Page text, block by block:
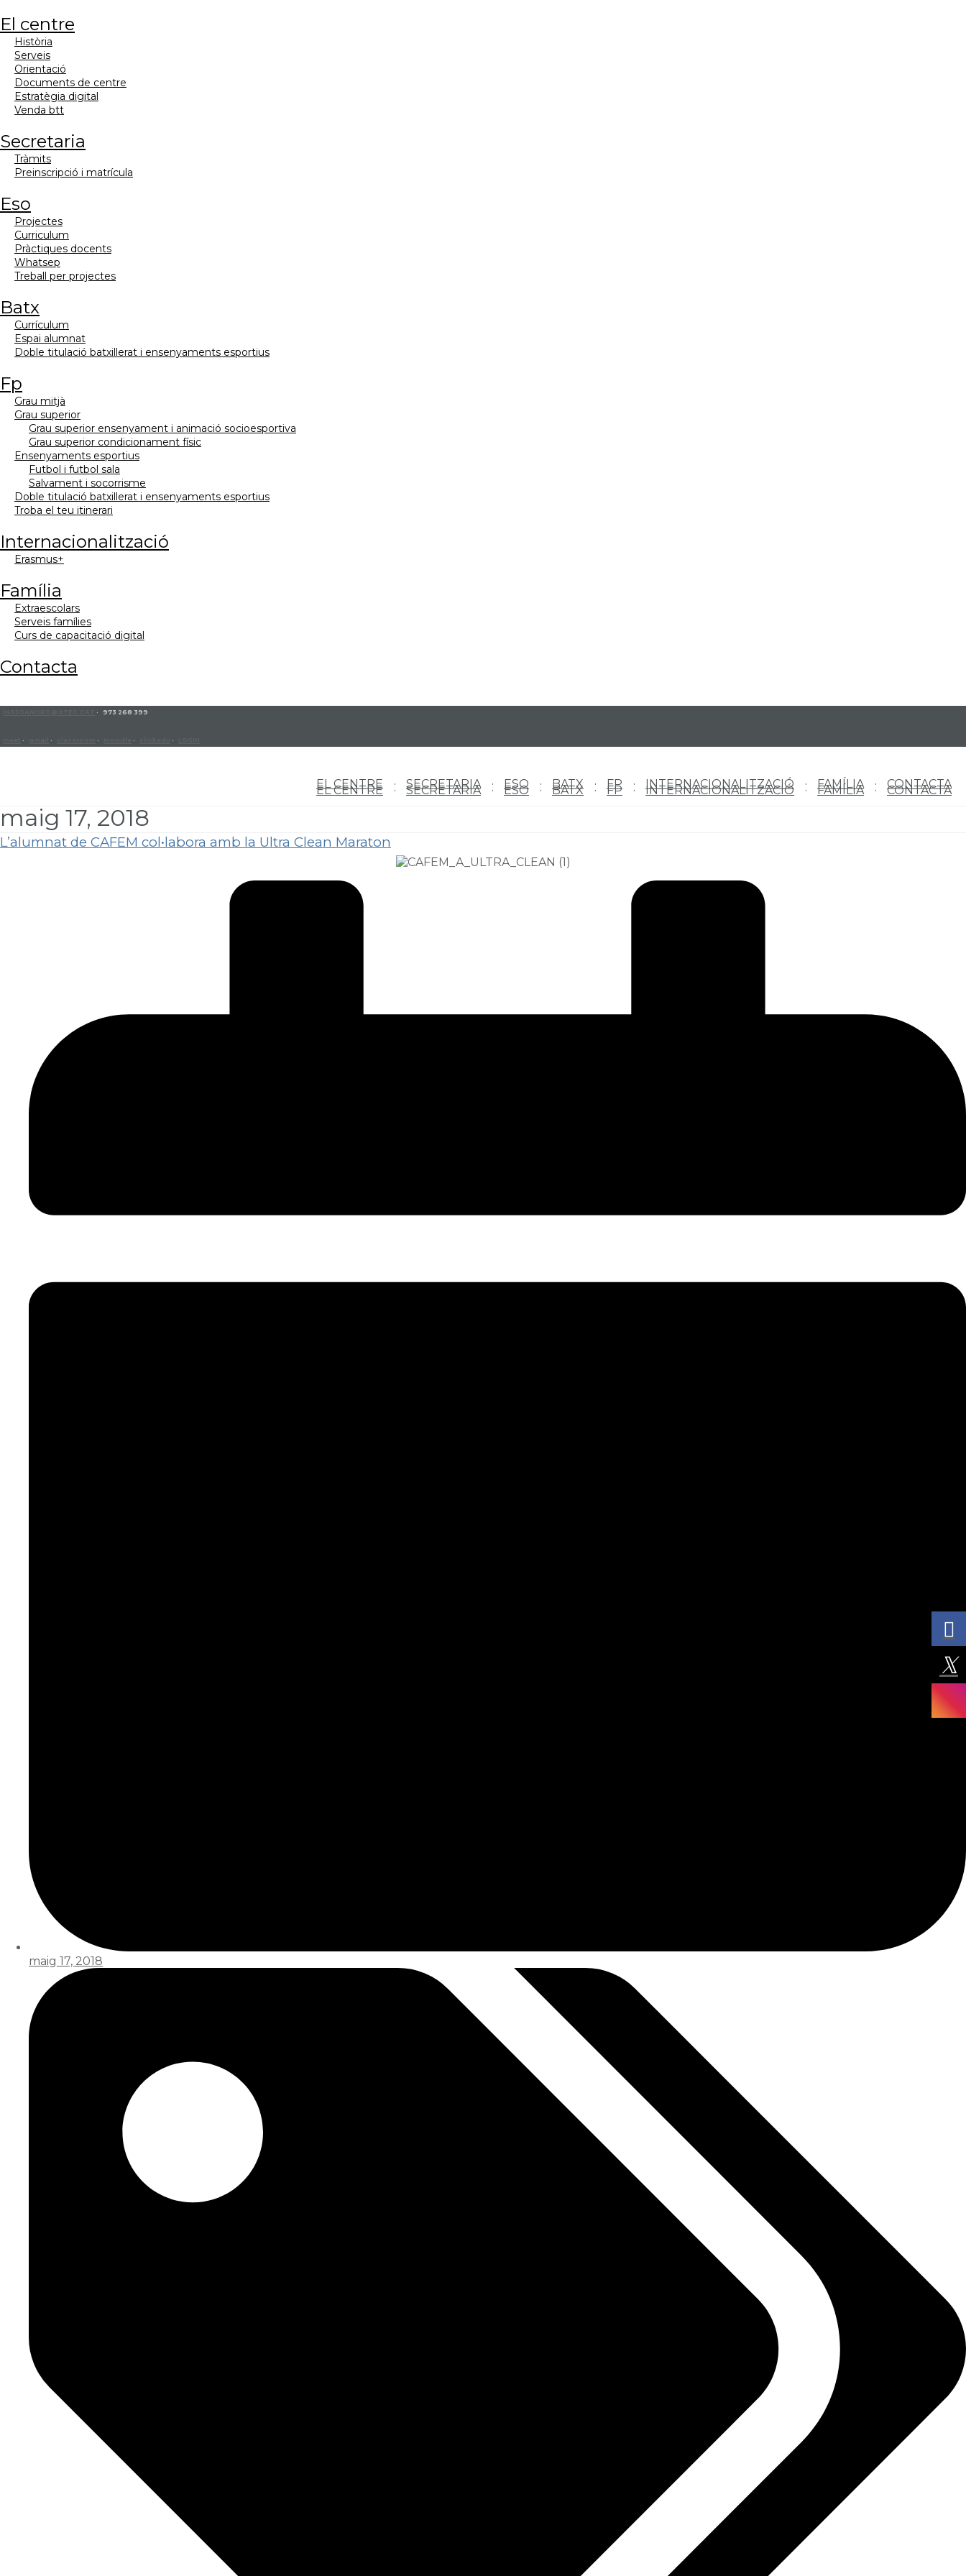
el centre
història
serveis
orientació
documents de centre
estratègia digital
venda btt
secretaria
tràmits
preinscripció i matrícula
eso
projectes
curriculum
pràctiques docents
whatsep
treball per projectes
batx
currículum
espai alumnat
doble titulació batxillerat i ensenyaments esportius
fp
grau mitjà
grau superior
grau superior ensenyament i animació socioesportiva
grau superior condicionament físic
ensenyaments esportius
futbol i futbol sala
salvament i socorrisme
doble titulació batxillerat i ensenyaments esportius
troba el teu itinerari
internacionalització
erasmus+
família
extraescolars
serveis famílies
curs de capacitació digital
contacta
· 973 268 399
· · · · ·
EL CENTRE SECRETARIA ESO BATX FP INTERNACIONALITZACIÓ FAMÍLIA CONTACTA
EL CENTRE SECRETARIA ESO BATX FP INTERNACIONALITZACIÓ FAMÍLIA CONTACTA
maig 17, 2018
L’alumnat de CAFEM col•labora amb la Ultra Clean Maraton
maig 17, 2018